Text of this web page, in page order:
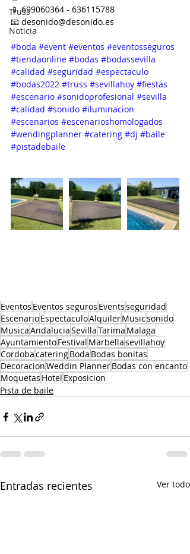
Truss
Noticia
📱 699060364 - 636115788
📧 desonido@desonido.es
#boda #event #eventos #eventosseguros
#tiendaonline #bodas #bodassevilla
#calidad #seguridad #espectaculo
#bodas2022 #truss #sevillahoy #fiestas
#escenario #sonidoprofesional #sevilla
#calidad #sonido #iluminacion
#escenarios #escenarioshomologados
#wendingplanner #catering #dj #baile
#pistadebaile
Eventos Eventos seguros Eventsseguridad
EscenarioEspectaculoAlquilerMusicsonido
MusicaAndaluciaSevillaTarima Malaga
AyuntamientoFestival Marbellasevillahoy
CordobacateringBoda Bodas bonitas
DecoracionWeddin PlannerBodas con encanto
Moquetas Hotel Exposicion
Pista de baile
Entradas recientes Ver todo